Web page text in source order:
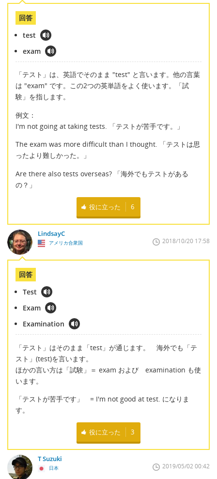
回答
test
exam
「テスト」は、英語でそのまま "test" と言います。他の言葉
は "exam" です。この2つの英単語をよく使います。「試
験」を指します。
例文：
I'm not going at taking tests. 「テストが苦手です。」
The exam was more difficult than I thought. 「テストは思
ったより難しかった。」
Are there also tests overseas? 「海外でもテストがある
の？」
役に立った 6
LindsayC
アメリカ合衆国 2018/10/20 17:58
回答
Test
Exam
Examination
「テスト」はそのまま「test」が通じます。 海外でも「テ
スト」(test)を言います。
ほかの言い方は「試験」＝ exam および examination も使
います。
「テストが苦手です」 = I'm not good at test. になりま
す。
役に立った 3
T Suzuki
日本 2019/05/02 00:42